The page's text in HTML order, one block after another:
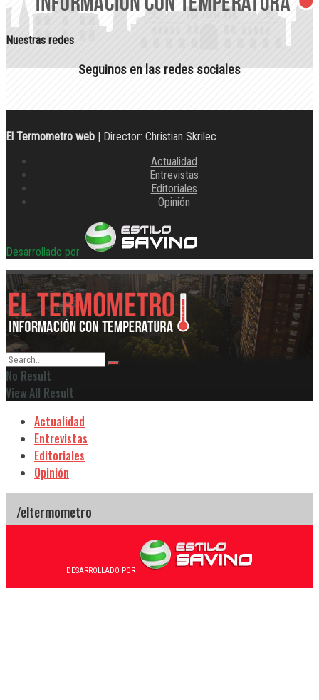
Nuestras redes
Seguinos en las redes sociales
El Termometro web | Director: Christian Skrilec
Actualidad
Entrevistas
Editoriales
Opinión
Desarrollado por
No Result
View All Result
Actualidad
Entrevistas
Editoriales
Opinión
DESARROLLADO POR